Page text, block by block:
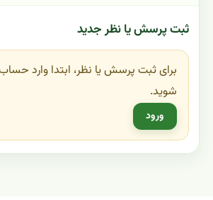
ثبت پرسش یا نظر جدید
برای ثبت پرسش یا نظر، ابتدا وارد حساب
شوید.
ورود